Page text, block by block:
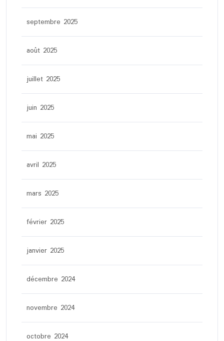
septembre 2025
août 2025
juillet 2025
juin 2025
mai 2025
avril 2025
mars 2025
février 2025
janvier 2025
décembre 2024
novembre 2024
octobre 2024